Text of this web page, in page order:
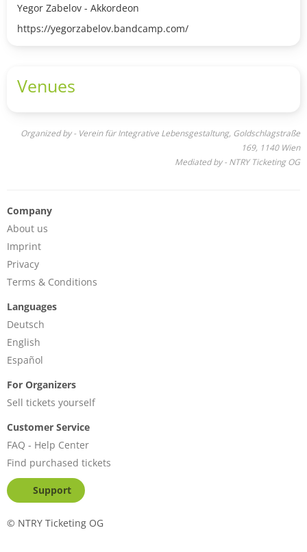
Yegor Zabelov - Akkordeon
https://yegorzabelov.bandcamp.com/
Venues
Organized by - Verein für Integrative Lebensgestaltung, Goldschlagstraße
169, 1140 Wien
Mediated by - NTRY Ticketing OG
Company
About us
Imprint
Privacy
Terms & Conditions
Languages
Deutsch
English
Español
For Organizers
Sell tickets yourself
Customer Service
FAQ - Help Center
Find purchased tickets
Support
© NTRY Ticketing OG